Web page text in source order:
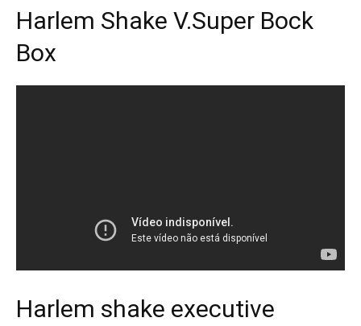
Harlem Shake V.Super Bock
Box
Harlem shake executive